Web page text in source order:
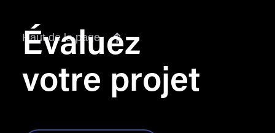
Haut de la page
Évaluez
votre projet